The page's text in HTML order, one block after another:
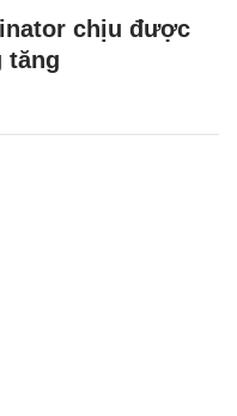
chịu được
tăng